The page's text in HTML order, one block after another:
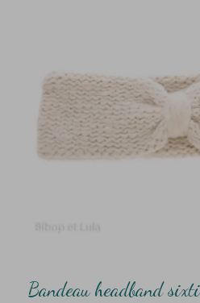
Bandeau headband